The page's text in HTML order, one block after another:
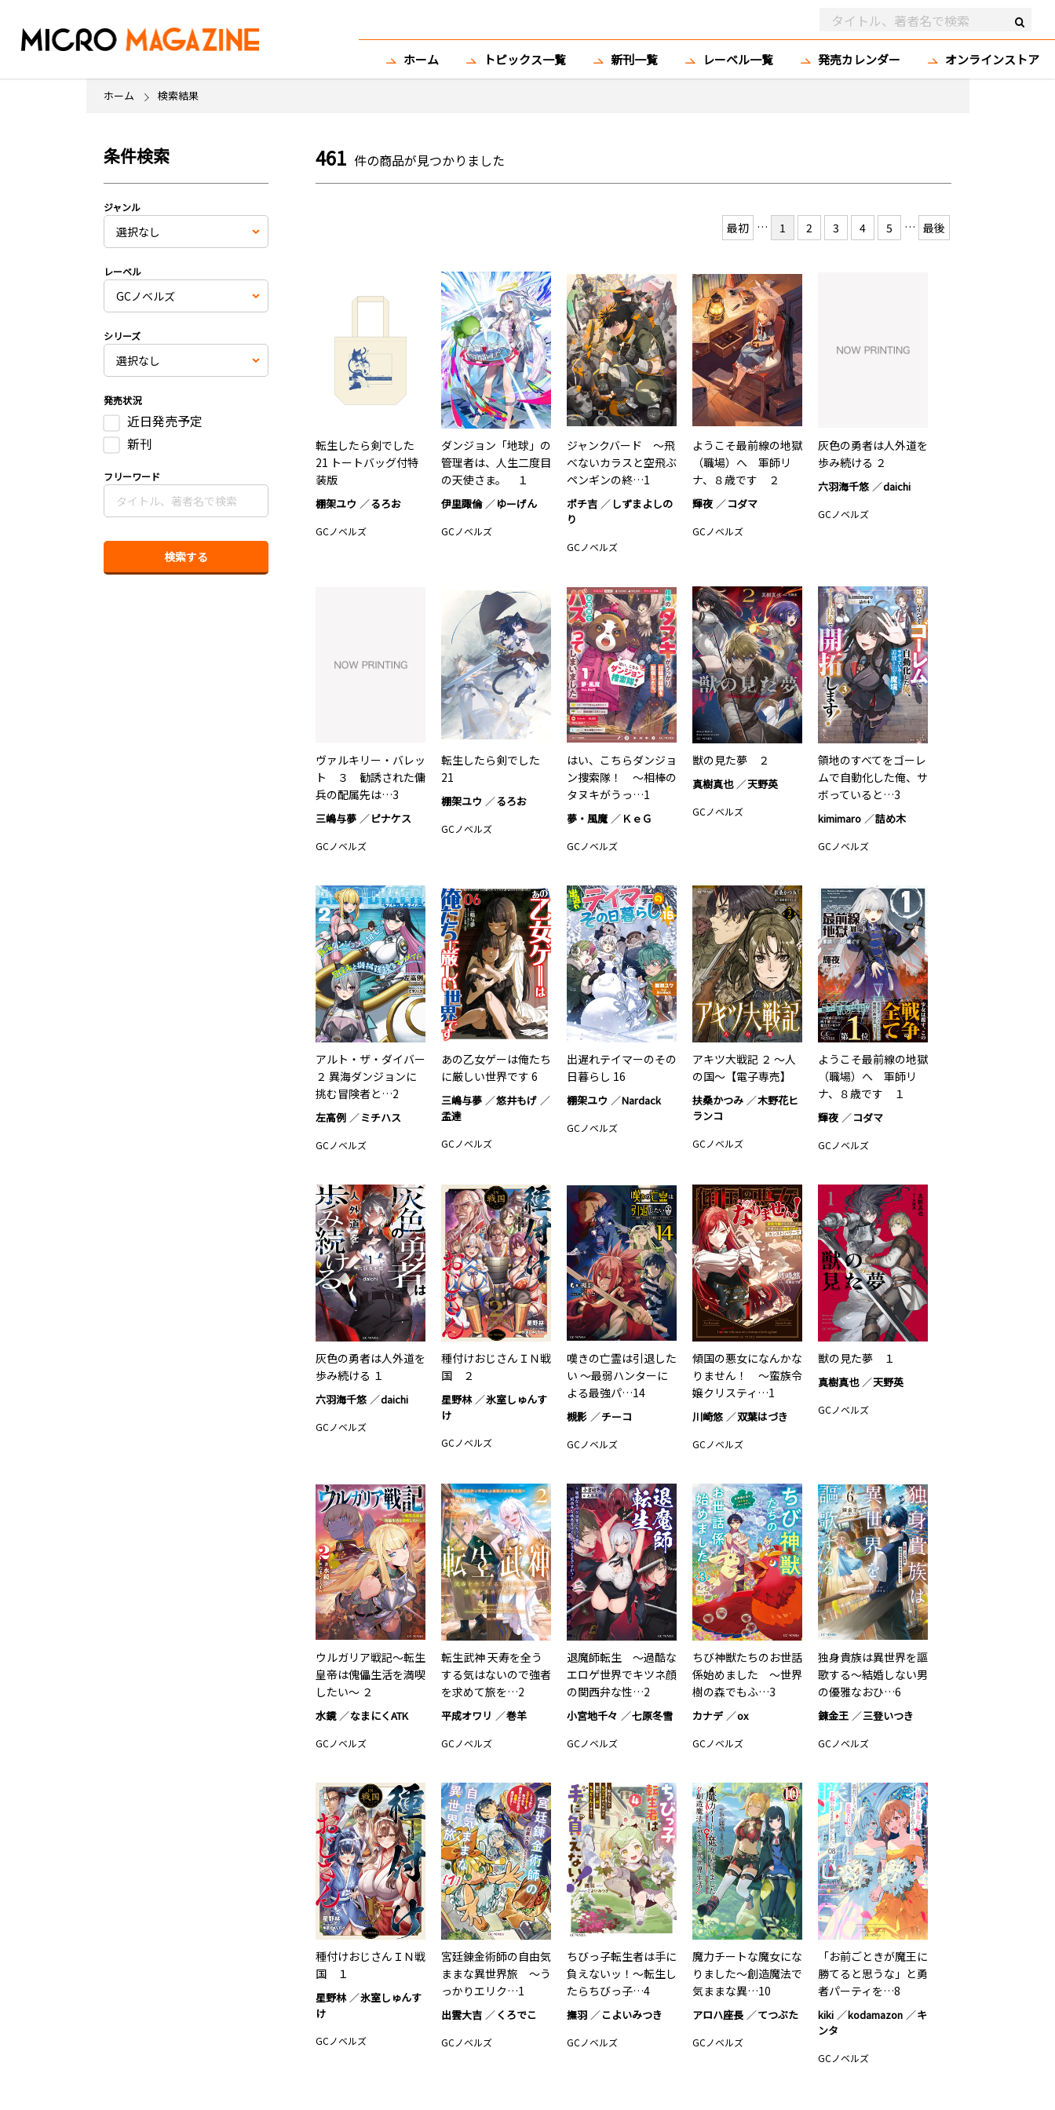
ホーム トピックス一覧 新刊一覧 レーベル一覧 発売カレンダー オンラインストア
ホーム 検索結果
条件検索
ジャンル
レーベル
シリーズ
発売状況
近日発売予定
新刊
フリーワード
461 件の商品が見つかりました
最初 … 1 2 3 4 5 … 最後
転生したら剣でした
21 トートバッグ付特
装版
棚架ユウ るろお
GCノベルズ
ダンジョン「地球」の
管理者は、人生二度目
の天使さま。 １
伊里諏倫 ゆーげん
GCノベルズ
ジャンクバード ～飛
べないカラスと空飛ぶ
ペンギンの終…1
ポチ吉
しずまよしの
り
GCノベルズ
ようこそ最前線の地獄
（職場）へ 軍師リ
ナ、８歳です ２
輝夜 コダマ
GCノベルズ
灰色の勇者は人外道を
歩み続ける ２
六羽海千悠 daichi
GCノベルズ
ヴァルキリー・バレッ
ト ３ 勧誘された傭
兵の配属先は…3
三嶋与夢 ピナケス
GCノベルズ
転生したら剣でした
21
棚架ユウ るろお
GCノベルズ
はい、こちらダンジョ
ン捜索隊！ ～相棒の
タヌキがうっ…1
夢・風魔 ＫｅＧ
GCノベルズ
獣の見た夢 ２
真樹真也 天野英
GCノベルズ
領地のすべてをゴーレ
ムで自動化した俺、サ
ボっていると…3
kimimaro 詰め木
GCノベルズ
アルト・ザ・ダイバー
２ 異海ダンジョンに
挑む冒険者と…2
左高例 ミチハス
GCノベルズ
あの乙女ゲーは俺たち
に厳しい世界です 6
三嶋与夢
悠井もげ
孟達
GCノベルズ
出遅れテイマーのその
日暮らし 16
棚架ユウ Nardack
GCノベルズ
アキツ大戦記 ２ ～人
の国～【電子専売】
扶桑かつみ
木野花ヒ
ランコ
GCノベルズ
ようこそ最前線の地獄
（職場）へ 軍師リ
ナ、８歳です １
輝夜 コダマ
GCノベルズ
灰色の勇者は人外道を
歩み続ける １
六羽海千悠 daichi
GCノベルズ
種付けおじさんＩＮ戦
国 ２
星野林
氷室しゅんす
け
GCノベルズ
嘆きの亡霊は引退した
い ～最弱ハンターに
よる最強パ…14
槻影 チーコ
GCノベルズ
傾国の悪女になんかな
りません！ ～蛮族令
嬢クリスティ…1
川崎悠 双葉はづき
GCノベルズ
獣の見た夢 １
真樹真也 天野英
GCノベルズ
ウルガリア戦記～転生
皇帝は傀儡生活を満喫
したい～ ２
水鏡 なまにくATK
GCノベルズ
転生武神 天寿を全う
する気はないので強者
を求めて旅を…2
平成オワリ 巻羊
GCノベルズ
退魔師転生 ～過酷な
エロゲ世界でキツネ顔
の関西弁な性…2
小宮地千々 七原冬雪
GCノベルズ
ちび神獣たちのお世話
係始めました ～世界
樹の森でもふ…3
カナデ ox
GCノベルズ
独身貴族は異世界を謳
歌する～結婚しない男
の優雅なおひ…6
錬金王 三登いつき
GCノベルズ
種付けおじさんＩＮ戦
国 １
星野林
氷室しゅんす
け
GCノベルズ
宮廷錬金術師の自由気
ままな異世界旅 ～う
っかりエリク…1
出雲大吉 くろでこ
GCノベルズ
ちびっ子転生者は手に
負えないッ！〜転生し
たらちびっ子…4
撫羽 こよいみつき
GCノベルズ
魔力チートな魔女にな
りました～創造魔法で
気ままな異…10
アロハ座長 てつぶた
GCノベルズ
「お前ごときが魔王に
勝てると思うな」と勇
者パーティを…8
kiki kodamazon
キ
ンタ
GCノベルズ